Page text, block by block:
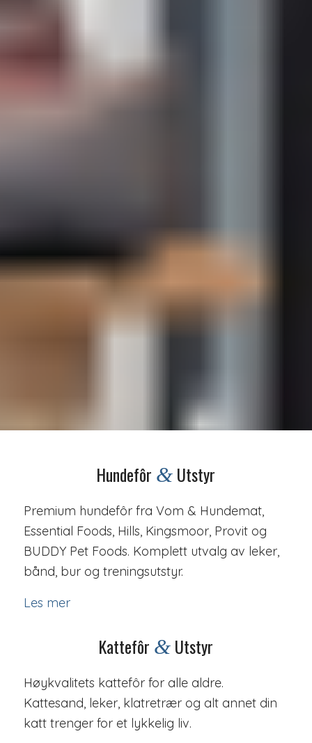
Hundefôr & Utstyr
Premium hundefôr fra Vom & Hundemat,
Essential Foods, Hills, Kingsmoor, Provit og
BUDDY Pet Foods. Komplett utvalg av leker,
bånd, bur og treningsutstyr.
Les mer
Kattefôr & Utstyr
Høykvalitets kattefôr for alle aldre.
Kattesand, leker, klatretrær og alt annet din
katt trenger for et lykkelig liv.